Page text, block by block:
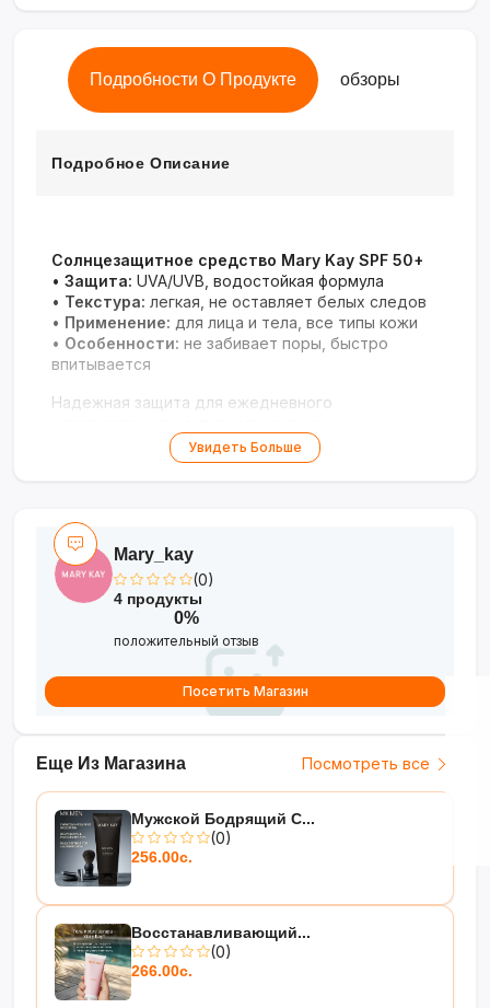
Подробности О Продукте обзоры
Подробное Описание
Солнцезащитное средство Mary Kay SPF 50+
• Защита: UVA/UVB, водостойкая формула
• Текстура: легкая, не оставляет белых следов
• Применение: для лица и тела, все типы кожи
• Особенности: не забивает поры, быстро
впитывается
Надежная защита для ежедневного
Увидеть Больше
Еще Из Магазина Посмотреть все
Мужской Бодрящий С...
(0)
256.00с.
Восстанавливающий...
(0)
266.00с.
Mary_kay
(0)
4 продукты
0%
положительный отзыв
Посетить Магазин